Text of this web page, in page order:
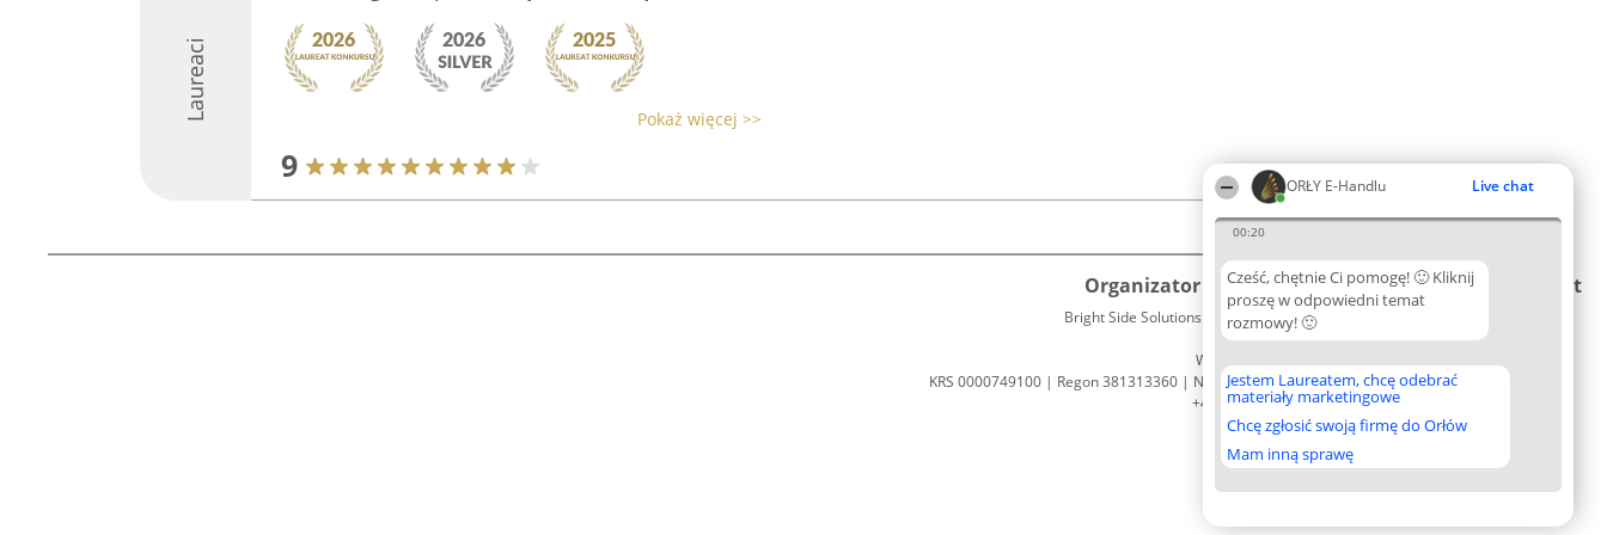
ORŁY E-Handlu Live chat
00:20
Cześć, chętnie Ci pomogę! 🙂 Kliknij
proszę w odpowiedni temat
rozmowy! 🙂
Jestem Laureatem, chcę odebrać
materiały marketingowe
Chcę zgłosić swoją firmę do Orłów
Mam inną sprawę
Laureaci Pokaż więcej >>
9
Organizator plebiscytu
Bright Side Solutions sp. z o. o. sp. k.
ul. Ruska 22
Wrocław 50-079
KRS 0000749100 | Regon 381313360 | NIP 8943132676
+48 508 492 400
Plebiscyt
Lista
Laureatów
Zasady
Regulamin
Prywatności
Kontakt